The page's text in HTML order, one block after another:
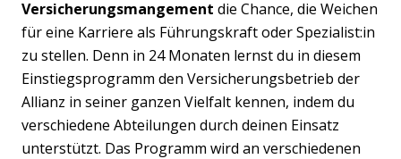
Versicherungsmangement die Chance, die Weichen
für eine Karriere als Führungskraft oder Spezialist:in
zu stellen. Denn in 24 Monaten lernst du in diesem
Einstiegsprogramm den Versicherungsbetrieb der
Allianz in seiner ganzen Vielfalt kennen, indem du
verschiedene Abteilungen durch deinen Einsatz
unterstützt. Das Programm wird an verschiedenen